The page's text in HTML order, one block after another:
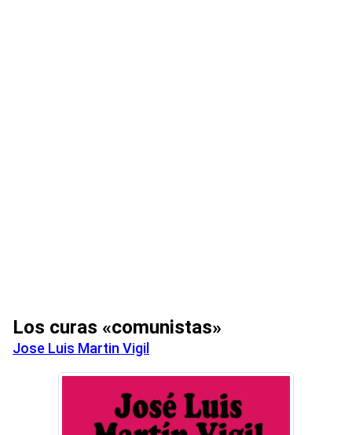
Los curas «comunistas»
Jose Luis Martin Vigil